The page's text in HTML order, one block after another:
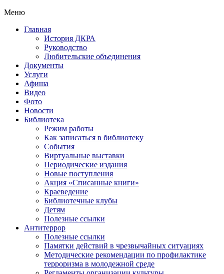
Меню
Главная
История ДКРА
Руководство
Любительские объединения
Документы
Услуги
Афиша
Видео
Фото
Новости
Библиотека
Режим работы
Как записаться в библиотеку
События
Виртуальные выставки
Периодические издания
Новые поступления
Акция «Списанные книги»
Краеведение
Библиотечные клубы
Детям
Полезные ссылки
Антитеррор
Полезные ссылки
Памятки действий в чрезвычайных ситуациях
Методические рекомендации по профилактике
терроризма в молодежной среде